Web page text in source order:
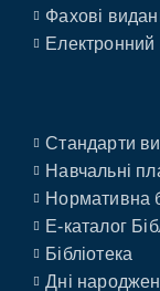
Фахові
Електронний
Стандарти
Навчальні
Нормативна
E-каталог
Бібліотека
Дні